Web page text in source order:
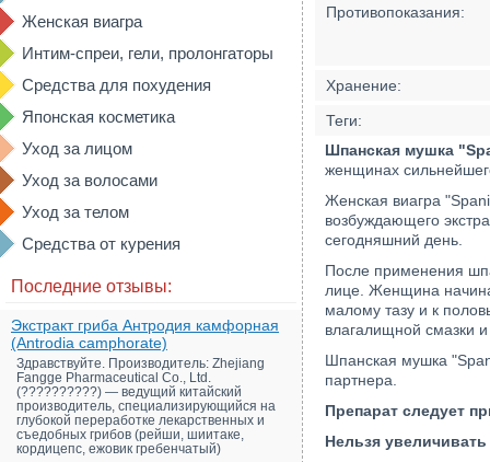
Женская виагра
Интим-спреи, гели, пролонгаторы
Средства для похудения
Японская косметика
Уход за лицом
Уход за волосами
Уход за телом
Средства от курения
Последние отзывы:
Экстракт гриба Антродия камфорная
(Antrodia camphorate)
Здравствуйте. Производитель: Zhejiang
Fangge Pharmaceutical Co., Ltd.
(??????????) — ведущий китайский
производитель, специализирующийся на
глубокой переработке лекарственных и
съедобных грибов (рейши, шиитаке,
кордицепс, ежовик гребенчатый)
Противопоказания:
Хранение:
Теги:
Шпанская мушка
женщинах
Женская виагра
возбуждающего
сегодняшний день.
После применения
лице. Женщина
малому тазу и к
влагалищной смазки
Шпанская мушка
партнера.
Препарат следует
Нельзя